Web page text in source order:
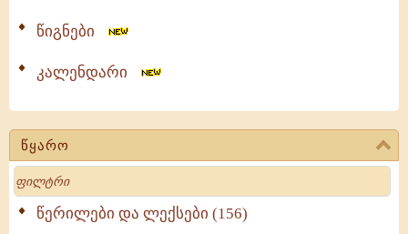
წიგნები
კალენდარი
წყარო
Search
წერილები და ლექსები (156)